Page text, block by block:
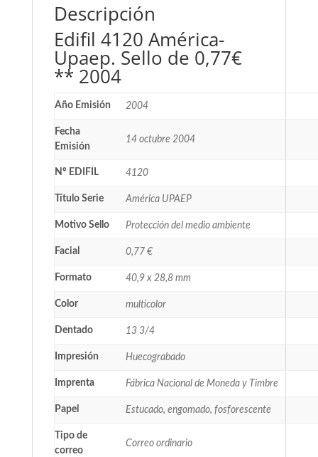
Descripción
Edifil 4120 América-
Upaep. Sello de 0,77€
** 2004
Año Emisión 2004
Fecha
Emisión
14 octubre 2004
Nº EDIFIL 4120
Título Serie América UPAEP
Motivo Sello Protección del medio ambiente
Facial 0,77 €
Formato 40,9 x 28,8 mm
Color multicolor
Dentado 13 3/4
Impresión Huecograbado
Imprenta Fábrica Nacional de Moneda y Timbre
Papel Estucado, engomado, fosforescente
Tipo de
correo
Correo ordinario